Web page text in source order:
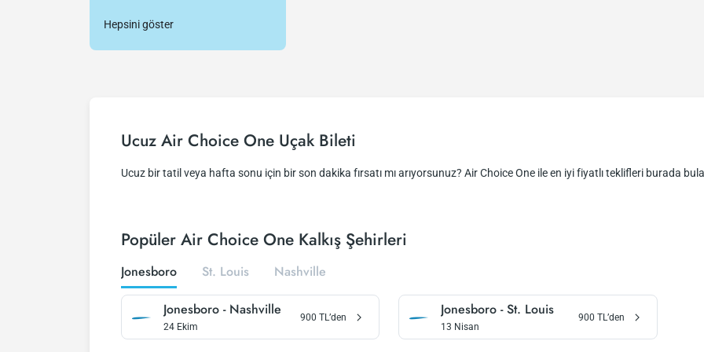
Hepsini göster
Ucuz Air Choice One Uçak Bileti
Ucuz bir tatil veya hafta sonu için bir son dakika fırsatı mı arıyorsunuz? Air Choice One ile en iyi fiyatlı teklifleri burada
Popüler Air Choice One Kalkış Şehirleri
Jonesboro St. Louis Nashville
Jonesboro - Nashville
24 Ekim
900 TL’den Jonesboro -St. Louis
13 Nisan
900 TL’den